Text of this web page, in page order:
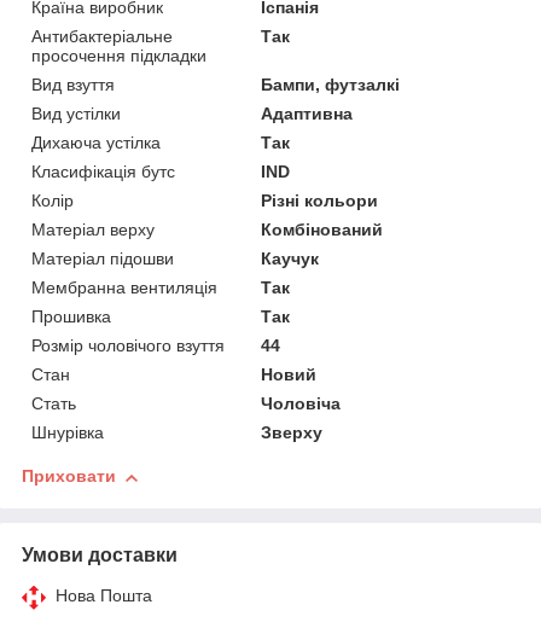
Країна виробник
Іспанія
Антибактеріальне
просочення підкладки
Так
Вид взуття
Бампи, футзалкі
Вид устілки
Адаптивна
Дихаюча устілка
Так
Класифікація бутс
IND
Колір
Різні кольори
Матеріал верху
Комбінований
Матеріал підошви
Каучук
Мембранна вентиляція
Так
Прошивка
Так
Розмір чоловічого взуття
44
Стан
Новий
Стать
Чоловіча
Шнурівка
Зверху
Приховати
Умови доставки
Нова Пошта